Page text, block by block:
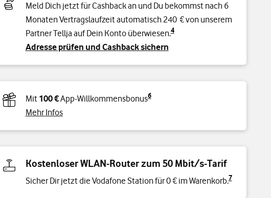
Meld Dich jetzt für Cashback an und Du bekommst nach 6
Monaten Vertragslaufzeit automatisch 240 € von unserem
Partner Tellja auf Dein Konto überwiesen.4
Adresse prüfen und Cashback sichern
Mit 100 €App-Willkommensbonus6
Mehr Infos
Kostenloser WLAN-Router zum 50 Mbit/s-Tarif
Sicher Dir jetzt die Vodafone Station für 0 € im Warenkorb.7